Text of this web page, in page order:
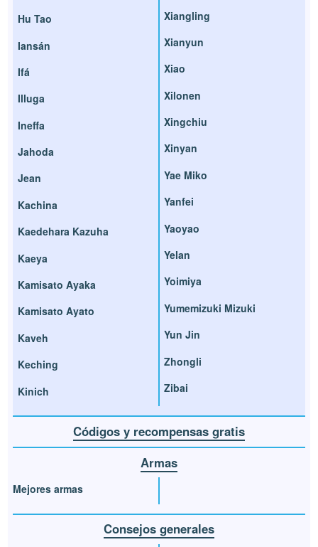
Hu Tao
Iansán
Ifá
Illuga
Ineffa
Jahoda
Jean
Kachina
Kaedehara Kazuha
Kaeya
Kamisato Ayaka
Kamisato Ayato
Kaveh
Keching
Kinich
Xiangling
Xianyun
Xiao
Xilonen
Xingchiu
Xinyan
Yae Miko
Yanfei
Yaoyao
Yelan
Yoimiya
Yumemizuki Mizuki
Yun Jin
Zhongli
Zibai
Códigos y recompensas gratis
Armas
Mejores armas
Consejos generales